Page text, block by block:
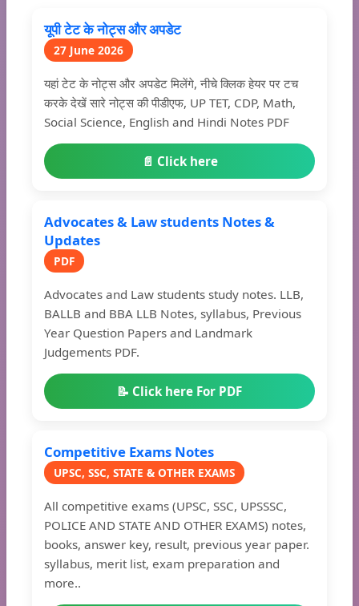
यूपी टेट के नोट्स और अपडेट
27 June 2026
यहां टेट के नोट्स और अपडेट मिलेंगे, नीचे क्लिक हेयर पर टच
करके देखें सारे नोट्स की पीडीएफ, UP TET, CDP, Math,
Social Science, English and Hindi Notes PDF
📄 Click here
Advocates & Law students Notes &
Updates
PDF
Advocates and Law students study notes. LLB,
BALLB and BBA LLB Notes, syllabus, Previous
Year Question Papers and Landmark
Judgements PDF.
📝 Click here For PDF
Competitive Exams Notes
UPSC, SSC, STATE & OTHER EXAMS
All competitive exams (UPSC, SSC, UPSSSC,
POLICE AND STATE AND OTHER EXAMS) notes,
books, answer key, result, previous year paper.
syllabus, merit list, exam preparation and
more..